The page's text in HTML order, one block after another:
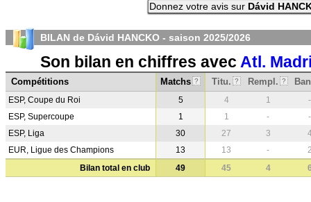
Donnez votre avis sur Dávid
BILAN de Dávid HANCKO - saison 2025/2026
Son bilan en chiffres avec Atl.
Compétitions Matchs ? Titu. ? Rempl. ?
ESP, Coupe du Roi 5 4 1
-
ESP, Supercoupe
1 1 -
-
ESP, Liga
30 27 3
EUR, Ligue des Champions
13 13 -
Bilan total en club
49 45 4